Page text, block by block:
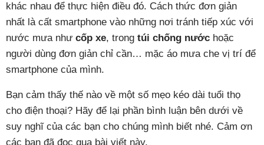
khác nhau để thực hiện điều đó. Cách thức đơn giản
nhất là cất smartphone vào những nơi tránh tiếp xúc với
nước mưa như cốp xe, trong túi chống nước hoặc
người dùng đơn giản chỉ cần… mặc áo mưa che vị trí để
smartphone của mình.
Bạn cảm thấy thế nào về một số mẹo kéo dài tuổi thọ
cho điện thoại? Hãy để lại phần bình luận bên dưới về
suy nghĩ của các bạn cho chúng mình biết nhé. Cảm ơn
các bạn đã đọc qua bài viết này.